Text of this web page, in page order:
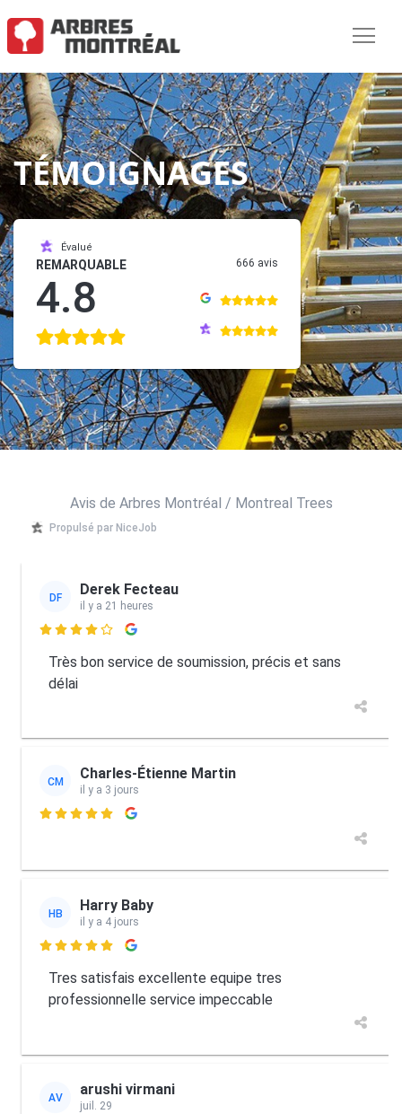
TÉMOIGNAGES
Évalué
REMARQUABLE
4.8
666 avis
Avis de Arbres Montréal / Montreal Trees
Propulsé par NiceJob
DF Derek Fecteau
il y a 21 heures

Très bon service de soumission, précis et sans
délai
CM Charles-Étienne Martin
il y a 3 jours

HB Harry Baby
il y a 4 jours

Tres satisfais excellente equipe tres
professionnelle service impeccable
AV arushi virmani
juil. 29